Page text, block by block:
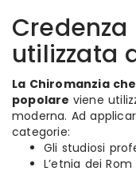
utilizzata
La Chiromanzia
popolare viene
moderna. Ad
categorie:
Gli studiosi
L’etnia dei Rom